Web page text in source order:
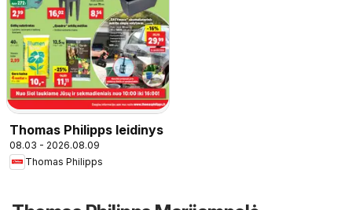
Thomas Philipps leidinys
08.03 - 2026.08.09
Thomas Philipps